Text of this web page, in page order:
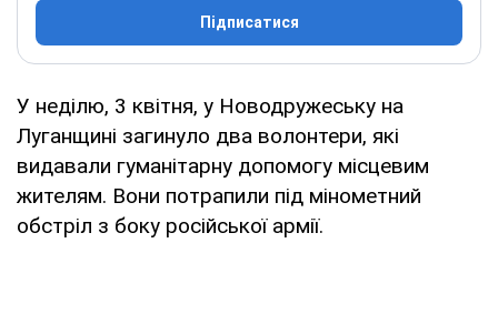
Підписатися
У неділю, 3 квітня, у Новодружеську на
Луганщині загинуло два волонтери, які
видавали гуманітарну допомогу місцевим
жителям. Вони потрапили під мінометний
обстріл з боку російської армії.